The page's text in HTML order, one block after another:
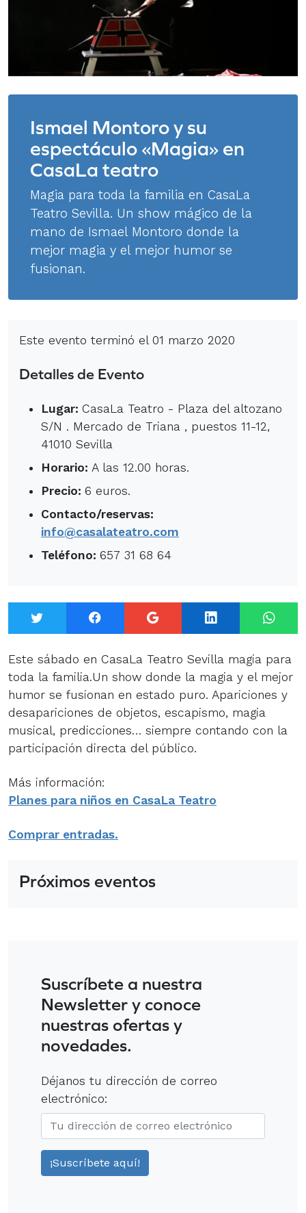
Ismael Montoro y su
espectáculo «Magia» en
CasaLa teatro
Magia para toda la familia en CasaLa
Teatro Sevilla. Un show mágico de la
mano de Ismael Montoro donde la
mejor magia y el mejor humor se
fusionan.
Este evento terminó el 01 marzo 2020
Detalles de Evento
Lugar: CasaLa Teatro - Plaza del altozano
S/N . Mercado de Triana , puestos 11-12,
41010 Sevilla
Horario: A las 12.00 horas.
Precio: 6 euros.
Contacto/reservas:
info@casalateatro.com
Teléfono: 657 31 68 64
Twitter Facebook Google+ LinkedIn
Este sábado en CasaLa Teatro Sevilla magia para
toda la familia.Un show donde la magia y el mejor
humor se fusionan en estado puro. Apariciones y
desapariciones de objetos, escapismo, magia
musical, predicciones… siempre contando con la
participación directa del público.
Más información:
Planes para niños en CasaLa Teatro
Comprar entradas.
Próximos eventos
Suscríbete a nuestra
Newsletter y conoce
nuestras ofertas y
novedades.
Déjanos tu dirección de correo
electrónico: